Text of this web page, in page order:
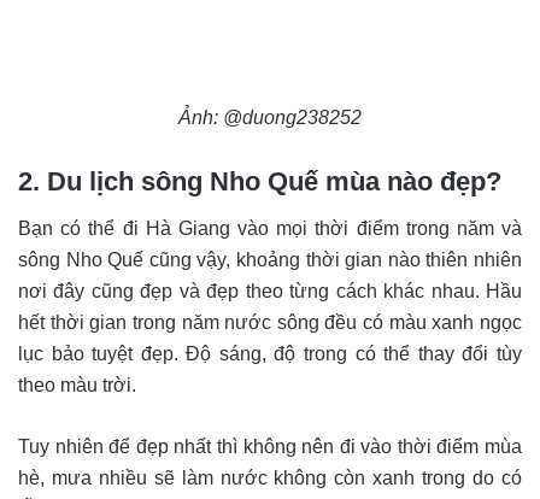
Ảnh: @duong238252
2. Du lịch sông Nho Quế mùa nào đẹp?
Bạn có thể đi Hà Giang vào mọi thời điểm trong năm và
sông Nho Quế cũng vậy, khoảng thời gian nào thiên nhiên
nơi đây cũng đẹp và đẹp theo từng cách khác nhau. Hầu
hết thời gian trong năm nước sông đều có màu xanh ngọc
lục bảo tuyệt đẹp. Độ sáng, độ trong có thể thay đổi tùy
theo màu trời.
Tuy nhiên để đẹp nhất thì không nên đi vào thời điểm mùa
hè, mưa nhiều sẽ làm nước không còn xanh trong do có